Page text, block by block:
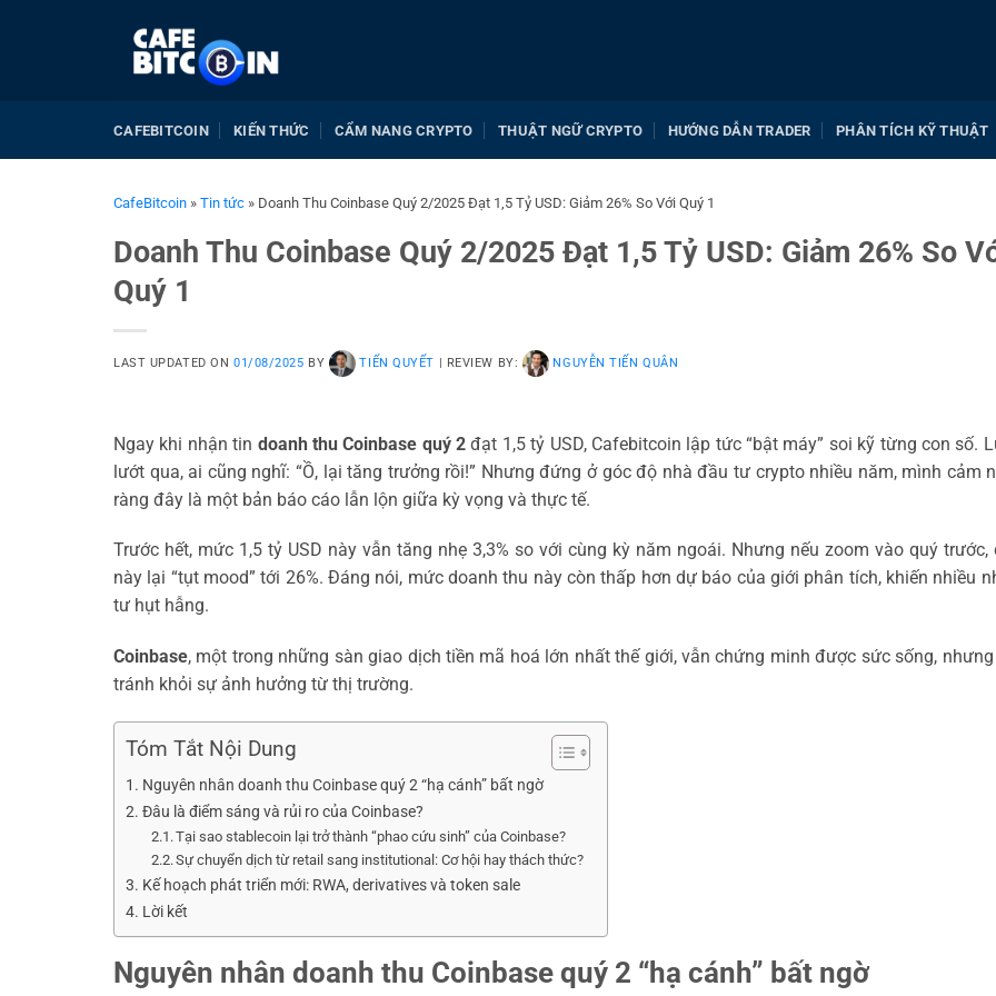
CAFEBITCOIN KIẾN THỨC CẨM NANG CRYPTO THUẬT NGỮ CRYPTO HƯỚNG DẪN TRADER PHÂN TÍCH KỸ THUẬT
CafeBitcoin » Tin tức » Doanh Thu Coinbase Quý 2/2025 Đạt 1,5 Tỷ USD: Giảm 26% So Với Quý 1
Doanh Thu Coinbase Quý 2/2025 Đạt 1,5 Tỷ USD: Giảm 26% So
Quý 1
LAST UPDATED ON 01/08/2025 BY TIẾN QUYẾT | REVIEW BY: NGUYỄN TIẾN QUÂN
Ngay khi nhận tin doanh thu Coinbase quý 2 đạt 1,5 tỷ USD, Cafebitcoin lập tức “bật máy” soi kỹ từng con số.
lướt qua, ai cũng nghĩ: “Ồ, lại tăng trưởng rồi!” Nhưng đứng ở góc độ nhà đầu tư crypto nhiều năm, mình cảm
ràng đây là một bản báo cáo lẫn lộn giữa kỳ vọng và thực tế.
Trước hết, mức 1,5 tỷ USD này vẫn tăng nhẹ 3,3% so với cùng kỳ năm ngoái. Nhưng nếu zoom vào quý trước,
này lại “tụt mood” tới 26%. Đáng nói, mức doanh thu này còn thấp hơn dự báo của giới phân tích, khiến nhiều
tư hụt hẫng.
Coinbase, một trong những sàn giao dịch tiền mã hoá lớn nhất thế giới, vẫn chứng minh được sức sống,
tránh khỏi sự ảnh hưởng từ thị trường.
Tóm Tắt Nội Dung
Nguyên nhân doanh thu Coinbase quý 2 “hạ cánh” bất ngờ
Đâu là điểm sáng và rủi ro của Coinbase?
Tại sao stablecoin lại trở thành “phao cứu sinh” của Coinbase?
Sự chuyển dịch từ retail sang institutional: Cơ hội hay thách thức?
Kế hoạch phát triển mới: RWA, derivatives và token sale
Lời kết
Nguyên nhân doanh thu Coinbase quý 2 “hạ cánh” bất ngờ